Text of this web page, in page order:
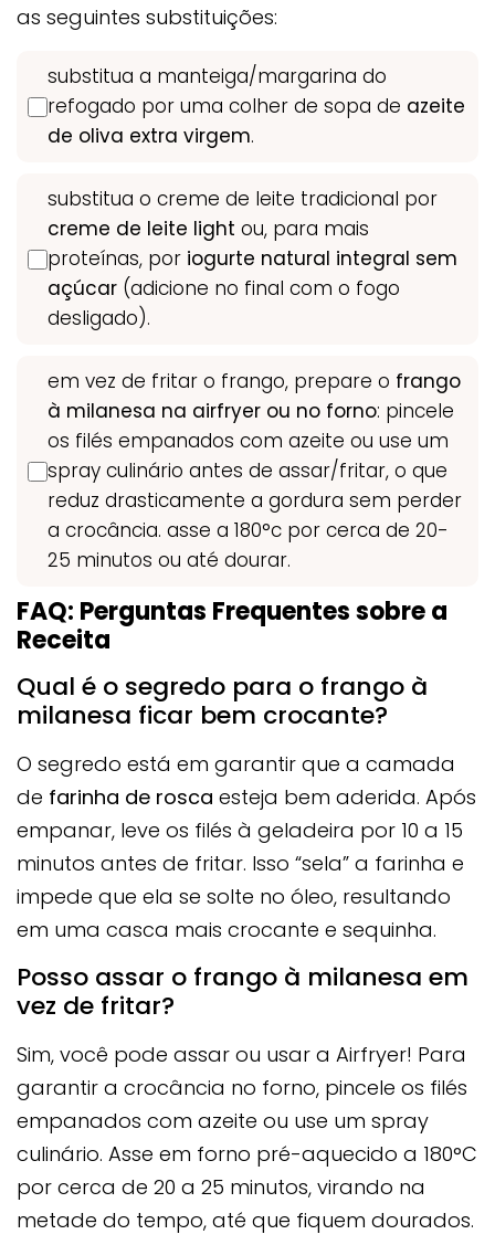
as seguintes substituições:
substitua a manteiga/margarina do
refogado por uma colher de sopa de azeite
de oliva extra virgem.
substitua o creme de leite tradicional por
creme de leite light ou, para mais
proteínas, por iogurte natural integral sem
açúcar (adicione no final com o fogo
desligado).
em vez de fritar o frango, prepare o frango
à milanesa na airfryer ou no forno: pincele
os filés empanados com azeite ou use um
spray culinário antes de assar/fritar, o que
reduz drasticamente a gordura sem perder
a crocância. asse a 180°c por cerca de 20-
25 minutos ou até dourar.
FAQ: Perguntas Frequentes sobre a
Receita
Qual é o segredo para o frango à
milanesa ficar bem crocante?
O segredo está em garantir que a camada
de farinha de rosca esteja bem aderida. Após
empanar, leve os filés à geladeira por 10 a 15
minutos antes de fritar. Isso “sela” a farinha e
impede que ela se solte no óleo, resultando
em uma casca mais crocante e sequinha.
Posso assar o frango à milanesa em
vez de fritar?
Sim, você pode assar ou usar a Airfryer! Para
garantir a crocância no forno, pincele os filés
empanados com azeite ou use um spray
culinário. Asse em forno pré-aquecido a 180°C
por cerca de 20 a 25 minutos, virando na
metade do tempo, até que fiquem dourados.